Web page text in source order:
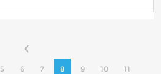
5 6 7 8 9 10 11